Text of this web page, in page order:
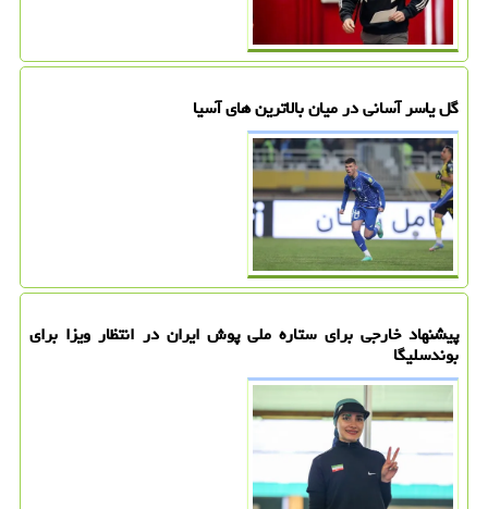
گل یاسر آسانی در میان بالاترین های آسیا
پیشنهاد خارجی برای ستاره ملی پوش ایران در انتظار ویزا برای
بوندسلیگا